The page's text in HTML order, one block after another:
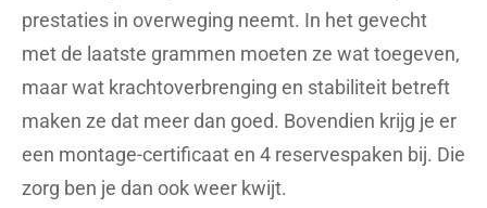
prestaties in overweging neemt. In het gevecht
met de laatste grammen moeten ze wat toegeven,
maar wat krachtoverbrenging en stabiliteit betreft
maken ze dat meer dan goed. Bovendien krijg je er
een montage-certificaat en 4 reservespaken bij. Die
zorg ben je dan ook weer kwijt.